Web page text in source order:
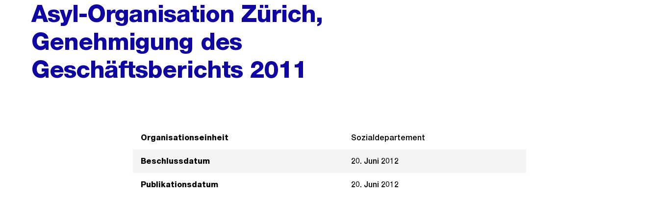
Asyl-Organisation Zürich,
Genehmigung des
Geschäftsberichts 2011
Organisationseinheit Sozialdepartement
Beschlussdatum 20. Juni 2012
Publikationsdatum 20. Juni 2012